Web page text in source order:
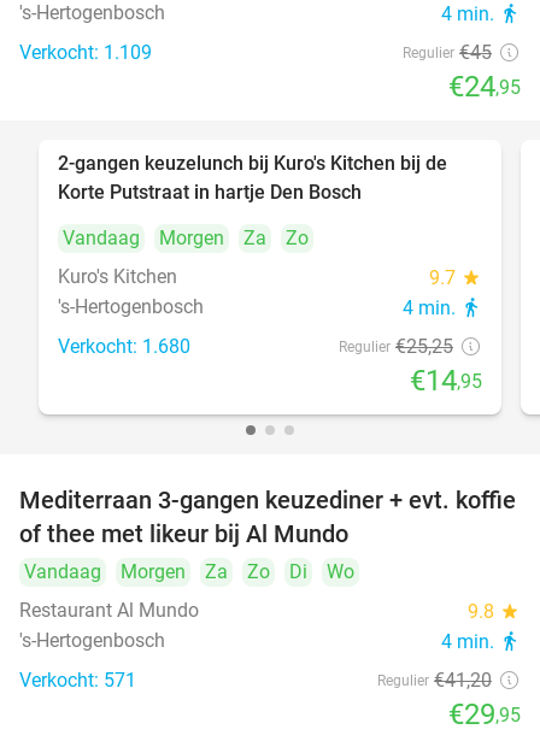
's-Hertogenbosch 4 min. directions_walk
Verkocht: 1.109 Regulier €45
€24,95
2-gangen keuzelunch bij Kuro's Kitchen bij de
Korte Putstraat in hartje Den Bosch
Vandaag
Morgen Za
Zo
Kuro's Kitchen
9.7 star
's-Hertogenbosch 4 min. directions_walk
Verkocht: 1.680 Regulier €25,25
€14,95
27%
Mediterraan 3-gangen keuzediner + evt. koffie
of thee met likeur bij Al Mundo
Vandaag Morgen Za Zo Di
Wo
Restaurant Al Mundo
9.8 star
's-Hertogenbosch 4 min. directions_walk
Verkocht: 571 Regulier €41,20
€29,95